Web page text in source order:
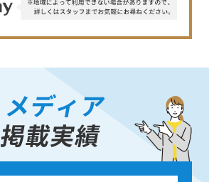
メディア
掲載実績